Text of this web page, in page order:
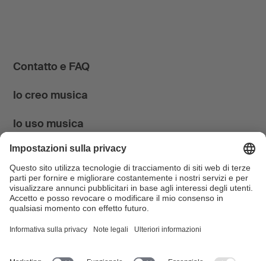
Contatto e FAQ
Io creo musica
Io uso musica
News & Agenda
FONDATION SUISA ↗